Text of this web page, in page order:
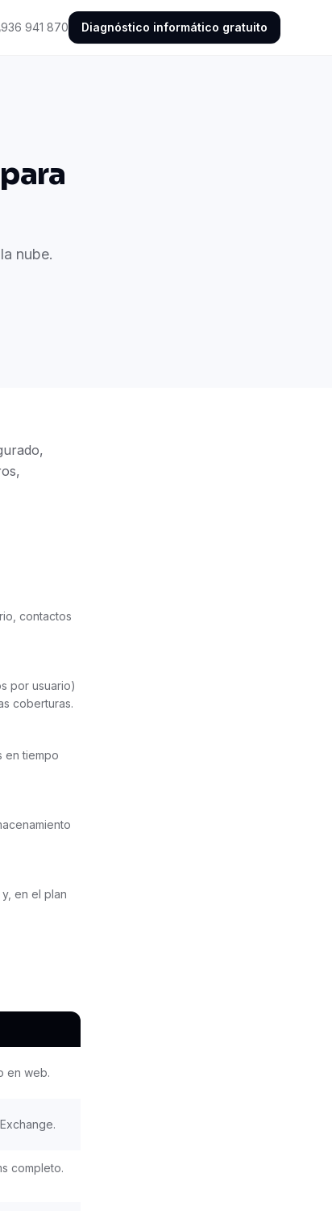
936 941 870 Diagnóstico informático gratuito
nube.
contactos
por usuario)
coberturas.
en tiempo
en el plan
en web.
completo.